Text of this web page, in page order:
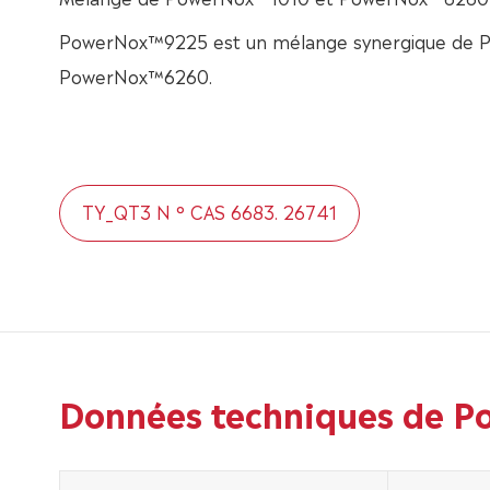
PowerNox™9225 est un mélange synergique de
PowerNox™6260.
TY_QT3 N ° CAS 6683. 26741
Données techniques de